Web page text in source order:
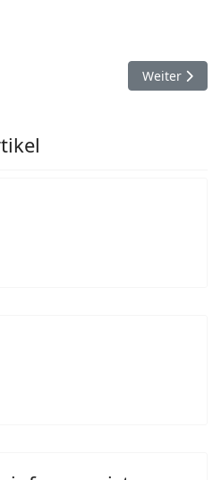
Altkleider Müll SoLaWi
Nächster
Weiter